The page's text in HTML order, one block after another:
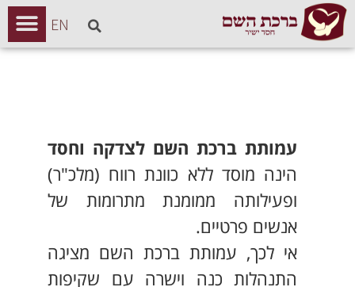
EN
עמותת ברכת השם לצדקה וחסד
הינה מוסד ללא כוונת רווח (מלכ"ר)
ופעילותה ממומנת מתרומות של
אנשים פרטיים.
אי לכך, עמותת ברכת השם מציגה
התנהלות כנה וישרה עם שקיפות